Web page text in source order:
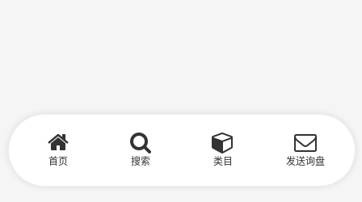
首页 搜索 类目 发送询盘